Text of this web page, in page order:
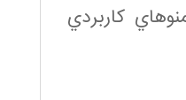
كاربردي